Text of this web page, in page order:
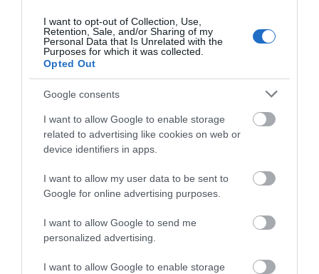
I want to opt-out of Collection, Use,
Retention, Sale, and/or Sharing of my
Personal Data that Is Unrelated with the
Purposes for which it was collected.
Opted Out
Google consents
I want to allow Google to enable storage
related to advertising like cookies on web or
device identifiers in apps.
I want to allow my user data to be sent to
Google for online advertising purposes.
I want to allow Google to send me
personalized advertising.
I want to allow Google to enable storage
Ο απόλυτος οδηγός για να ζήσεις
τη Σαντορίνη από τη θάλασσα
05.08.2026 | 19:00
Κρίσιμες ώρες για άνδρα που
Εύβοια
Τρόμος σε πτήση της Air India: Το
αεροσκάφος έχασε απότομα ύψος
– 17 τραυματίες
05.08.2026 | 18:20
Νέα τηλεφωνική απάτη
Χρυσόστομου μέσα στο
γήπεδο που συγκίνησε
Α. Ο. Χαλκίς: Σήμερα η
πρώτη επίσημη της
προετοιμασίας και ο
αγιασμός
Ποιος είναι ο
απαράβατος κανόνας
των 30 λεπτών που
έχει ο Λιονέλ Μέσι